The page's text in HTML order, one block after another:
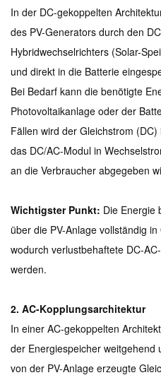
In der DC-gekoppelten
des PV-Generators durch den
Hybridwechselrichters (Solar-
und direkt in die Batterie
Bei Bedarf kann die benötigte
Photovoltaikanlage oder der
Fällen wird der Gleichstrom
das DC/AC-Modul in
an die Verbraucher abgegeben
Wichtigster Punkt: Die Energie
über die PV-Anlage vollständig
wodurch verlustbehaftete DC-
werden.
2. AC-Kopplungsarchitektur
In einer AC-gekoppelten
der Energiespeicher weitgehend
von der PV-Anlage erzeugte